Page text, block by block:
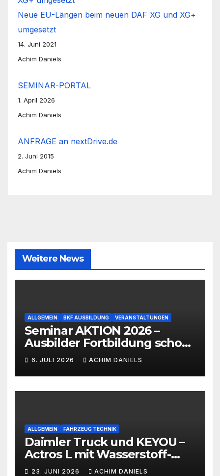
Neue EU-Längen beim neuen DAF XG und XG+
umgesetzt
14. Juni 2021
Achim Daniels
SEMINAR-PORTAL
1. April 2026
Achim Daniels
ANFRAGE an nextDrive.de
2. Juni 2015
Achim Daniels
Weitere News
ALLGEMEIN BKF AUSBILDUNG VERANSTALTUNGEN
Seminar AKTION 2026 –
Ausbilder Fortbildung schon
ab 399€!!!
6. JULI 2026 ACHIM DANIELS
ALLGEMEIN FAHRZEUG TECHNIK
Daimler Truck und KEYOU –
Actros L mit Wasserstoff-
Verbrennermotor
23. JUNI 2026 ACHIM DANIELS